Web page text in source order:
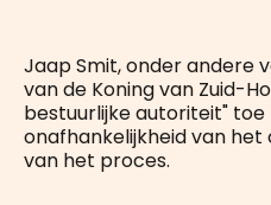
Jaap Smit, onder andere
van de Koning van Zuid-
bestuurlijke autoriteit" toe
onafhankelijkheid van
van het proces.